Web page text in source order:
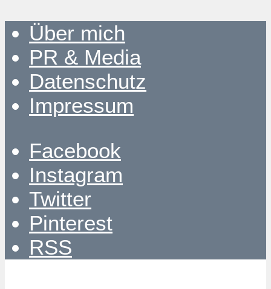
Über mich
PR & Media
Datenschutz
Impressum
Facebook
Instagram
Twitter
Pinterest
RSS